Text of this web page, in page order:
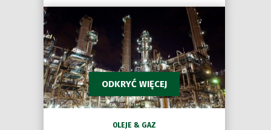
ODKRYĆ WIĘCEJ
OLEJE & GAZ